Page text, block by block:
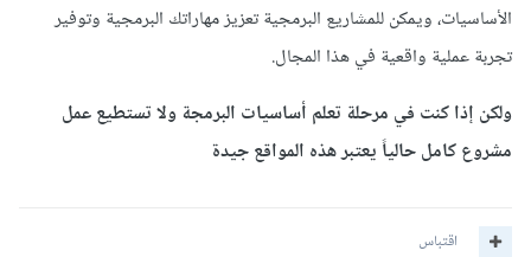
الأساسيات، ويمكن للمشاريع البرمجية تعزيز مهاراتك البرمجية وتوفير
تجربة عملية واقعية في هذا المجال.
ولكن إذا كنت في مرحلة تعلم أساسيات البرمجة ولا تستطيع عمل
مشروع كامل حالياً يعتبر هذه المواقع جيدة
اقتباس